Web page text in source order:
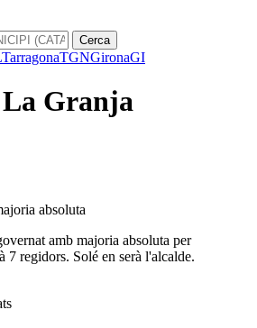
Cerca
TarragonaTGNGironaGI
La Granja
absoluta
amb majoria absoluta per
regidors. Solé en serà l'alcalde.